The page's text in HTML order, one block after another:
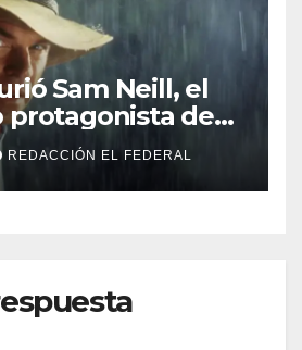
Sam Neill, el
protagonista de
REDACCIÓN EL FEDERAL